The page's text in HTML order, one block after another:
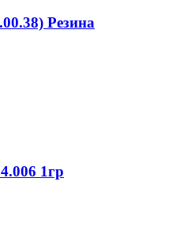
Резина
1гр